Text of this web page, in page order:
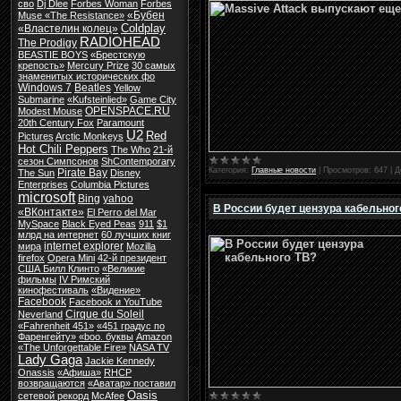
сво Dj Dlee Forbes Woman Forbes
Muse «The Resistance» «Бубен
«Властелин колец» Coldplay
The Prodigy RADIOHEAD
BEASTIE BOYS «Брестскую
крепость» Mercury Prize 30 самых
знаменитых исторических фо
Windows 7 Beatles Yellow
Submarine «Kufsteinlied» Game City
Modest Mouse OPENSPACE.RU
20th Century Fox Paramount
Pictures Arctic Monkeys U2 Red
Hot Chili Peppers The Who 21-й
сезон Симпсонов ShContemporary
The Sun Pirate Bay Disney
Enterprises Columbia Pictures
microsoft Bing yahoo
«ВКонтакте» El Perro del Mar
MySpace Black Eyed Peas 911 $1
млрд на интернет 60 лучших книг
мира internet explorer Mozilla
firefox Opera Mini 42-й президент
США Билл Клинто «Великие
фильмы IV Римский
кинофестиваль «Видение»
Facebook Facebook и YouTube
Neverland Cirque du Soleil
«Fahrenheit 451» «451 градус по
Фаренгейту» «boo. буквы Amazon
«The Unforgettable Fire» NASA TV
Lady Gaga Jackie Kennedy
Onassis «Афиша» RHCP
возвращаются «Аватар» поставил
сетевой рекорд McAfee Oasis
Категория: Главные новости Просмотров: 647
В России будет цензура